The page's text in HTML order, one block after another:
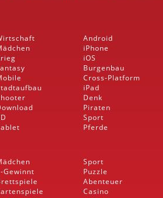
Android
iPhone
iOS
Burgenbau
Cross-Platform
iPad
Denk
Piraten
Sport
Pferde
Gewinnt
Sport
Puzzle
Abenteuer
Casino